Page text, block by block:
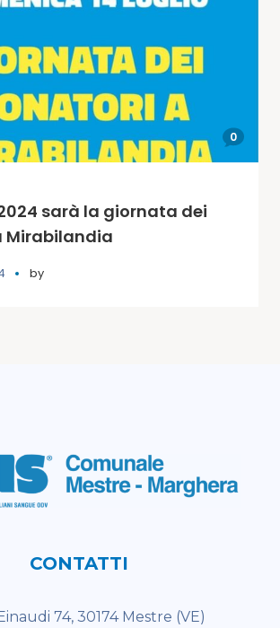
0
sarà la giornata dei
Mirabilandia
by
CONTATTI
74, 30174 Mestre (VE)